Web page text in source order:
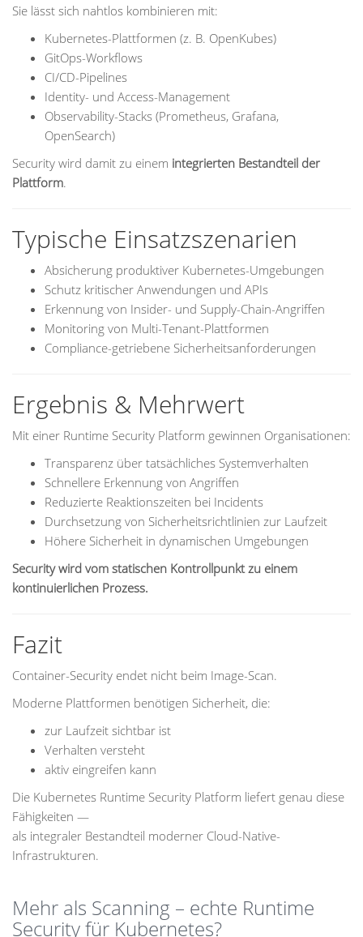
Sie lässt sich nahtlos kombinieren mit:
Kubernetes-Plattformen (z. B. OpenKubes)
GitOps-Workflows
CI/CD-Pipelines
Identity- und Access-Management
Observability-Stacks (Prometheus, Grafana,
OpenSearch)
Security wird damit zu einem integrierten Bestandteil der
Plattform.
Typische Einsatzszenarien
Absicherung produktiver Kubernetes-Umgebungen
Schutz kritischer Anwendungen und APIs
Erkennung von Insider- und Supply-Chain-Angriffen
Monitoring von Multi-Tenant-Plattformen
Compliance-getriebene Sicherheitsanforderungen
Ergebnis & Mehrwert
Mit einer Runtime Security Platform gewinnen Organisationen:
Transparenz über tatsächliches Systemverhalten
Schnellere Erkennung von Angriffen
Reduzierte Reaktionszeiten bei Incidents
Durchsetzung von Sicherheitsrichtlinien zur Laufzeit
Höhere Sicherheit in dynamischen Umgebungen
Security wird vom statischen Kontrollpunkt zu einem
kontinuierlichen Prozess.
Fazit
Container-Security endet nicht beim Image-Scan.
Moderne Plattformen benötigen Sicherheit, die:
zur Laufzeit sichtbar ist
Verhalten versteht
aktiv eingreifen kann
Die Kubernetes Runtime Security Platform liefert genau diese
Fähigkeiten —
als integraler Bestandteil moderner Cloud-Native-
Infrastrukturen.
Mehr als Scanning – echte Runtime
Security für Kubernetes?